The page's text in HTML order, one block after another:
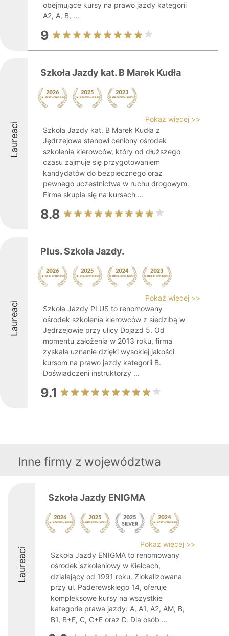
obejmujące kursy na prawo jazdy kategorii
A2, A, B, ...
9
Laureaci
Szkoła Jazdy kat. B Marek Kudła
Pokaż więcej >>
Szkoła Jazdy kat. B Marek Kudła z
Jędrzejowa stanowi ceniony ośrodek
szkolenia kierowców, który od dłuższego
czasu zajmuje się przygotowaniem
kandydatów do bezpiecznego oraz
pewnego uczestnictwa w ruchu drogowym.
Firma skupia się na kursach ...
8.8
Laureaci
Plus. Szkoła Jazdy.
Pokaż więcej >>
Szkoła Jazdy PLUS to renomowany
ośrodek szkolenia kierowców z siedzibą w
Jędrzejowie przy ulicy Dojazd 5. Od
momentu założenia w 2013 roku, firma
zyskała uznanie dzięki wysokiej jakości
kursom na prawo jazdy kategorii B.
Doświadczeni instruktorzy ...
9.1
Inne firmy z województwa
Laureaci
Szkoła Jazdy ENIGMA
Pokaż więcej >>
Szkoła Jazdy ENIGMA to renomowany
ośrodek szkoleniowy w Kielcach,
działający od 1991 roku. Zlokalizowana
przy ul. Paderewskiego 14, oferuje
kompleksowe kursy na wszystkie
kategorie prawa jazdy: A, A1, A2, AM, B,
B1, B+E, C, C+E oraz D. Dla osób ...